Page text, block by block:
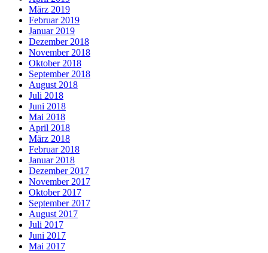
März 2019
Februar 2019
Januar 2019
Dezember 2018
November 2018
Oktober 2018
September 2018
August 2018
Juli 2018
Juni 2018
Mai 2018
April 2018
März 2018
Februar 2018
Januar 2018
Dezember 2017
November 2017
Oktober 2017
September 2017
August 2017
Juli 2017
Juni 2017
Mai 2017